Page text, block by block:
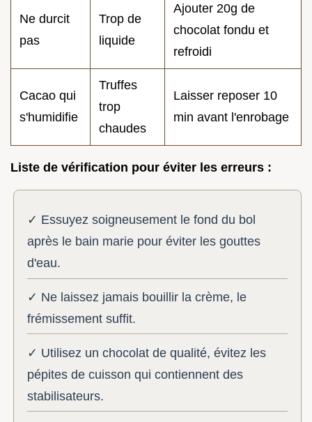
Ne durcit
pas
Trop de
liquide
Ajouter 20g de
chocolat fondu et
refroidi
Cacao qui
s'humidifie
Truffes
trop
chaudes
Laisser reposer 10
min avant l'enrobage
Liste de vérification pour éviter les erreurs :
✓ Essuyez soigneusement le fond du bol
après le bain marie pour éviter les gouttes
d'eau.
✓ Ne laissez jamais bouillir la crème, le
frémissement suffit.
✓ Utilisez un chocolat de qualité, évitez les
pépites de cuisson qui contiennent des
stabilisateurs.